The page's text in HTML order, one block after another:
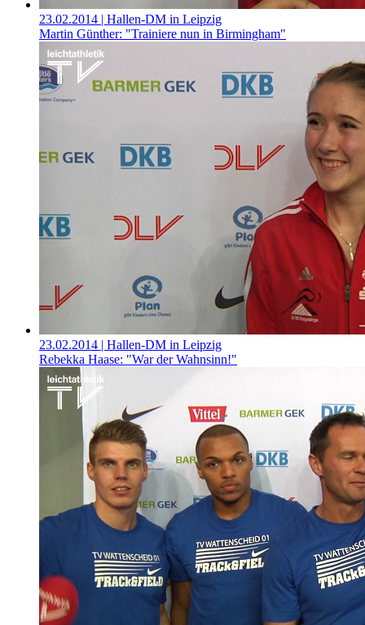
23.02.2014 | Hallen-DM in Leipzig
Martin Günther: "Trainiere nun in Birmingham"
23.02.2014 | Hallen-DM in Leipzig
Rebekka Haase: "War der Wahnsinn!"